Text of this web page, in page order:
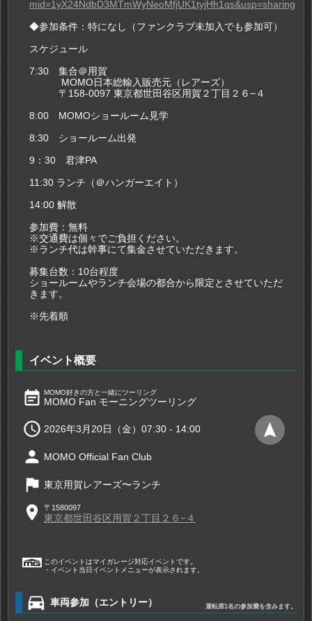
mid=1yX24NdbD3MTmWyNeoMfjUK1tyjHh1qs&usp=sharing
◆参加条件：特になし（ファンクラブ未加入でも参加可）
スケジュール
7:30 集合＠用賀
MOMO日本総輸入販売元（レアーズ）
〒158-0097 東京都世田谷区用賀２丁目２６−４
8:00 MOMOショールーム見学
8:30 ショールーム出発
9：30 君津PA
11:30 ランチ（＠ハンガーエイト）
14:00 解散
参加費：無料
※交通費は個々でご負担ください。
※ランチ代は幹事にて集金させていただきます。
募集台数：10台程度
ショールームやランチ会場の都合から限定とさせていただ
きます。
※先着順
イベント概要
event_note MOMO好きの方と一緒にツーリング
MOMO Fan モーニングツーリング
 2026年3月20日（金）07:30 - 14:00
person MOMO Official Fan Club
flag 東京用賀レアーズ〜ランチ
place 〒1580097
東京都世田谷区用賀２丁目２６−４
このイベントはマイガレージ対応イベントです。
・イベント当日イベントメニューが表示されます。
navigation
directions_car 車両参加（エントリー） 運転席1名の参加費を含みます。